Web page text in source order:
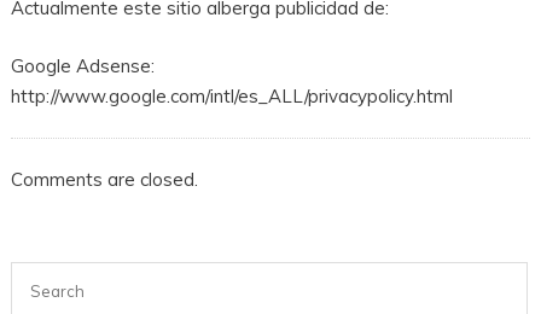
Actualmente este sitio alberga publicidad de:
Google Adsense:
http://www.google.com/intl/es_ALL/privacypolicy.html
Comments are closed.